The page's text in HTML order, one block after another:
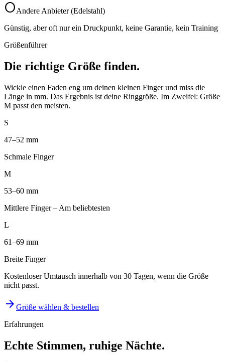
circleAndere Anbieter (Edelstahl)
Günstig, aber oft nur ein Druckpunkt, keine Garantie, kein Training
Größenführer
Die richtige Größe finden.
Wickle einen Faden eng um deinen kleinen Finger und miss die
Länge in mm. Das Ergebnis ist deine Ringgröße. Im Zweifel: Größe
M passt den meisten.
S
47–52 mm
Schmale Finger
M
53–60 mm
Mittlere Finger – Am beliebtesten
L
61–69 mm
Breite Finger
Kostenloser Umtausch innerhalb von 30 Tagen, wenn die Größe
nicht passt.
arrow_forward Größe wählen & bestellen
Erfahrungen
Echte Stimmen, ruhige Nächte.